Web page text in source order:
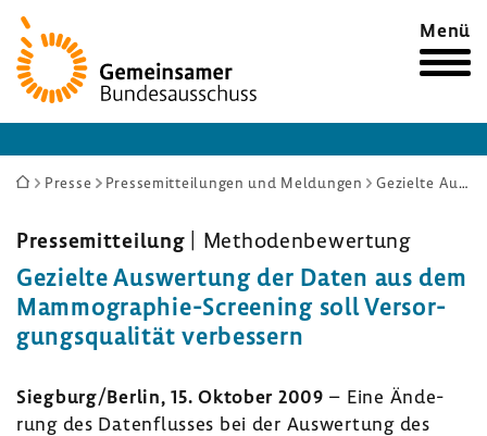
Zur
Startseite
Menü
Sie
hier:
Presse Pressemitteilungen und Meldungen Gezielte Auswertung der Daten aus dem Mammographie-Screening soll Versorgungsqualität verbessern
Pres­se­mit­tei­lung | Metho­den­be­wer­tung
Gezielte Auswer­tung der Daten aus dem
Mammographie-​Screening soll Versor­
gungs­qua­lität verbes­sern
Sieg­burg/Berlin, 15. Oktober 2009 – Eine Ände­
rung des Daten­flusses bei der Auswer­tung des